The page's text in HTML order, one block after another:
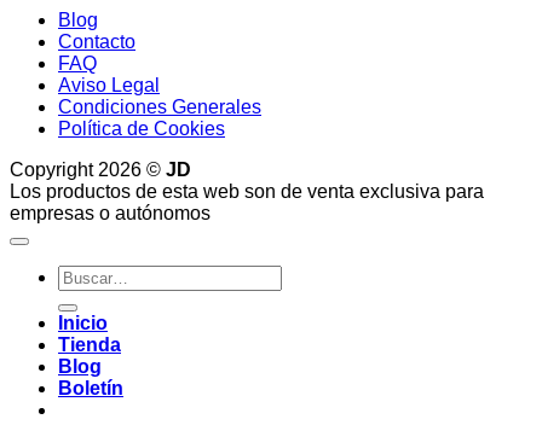
Blog
Contacto
FAQ
Aviso Legal
Condiciones Generales
Política de Cookies
Copyright 2026 © JD
Los productos de esta web son de venta exclusiva para
empresas o autónomos
Buscar
por:
Inicio
Tienda
Blog
Boletín